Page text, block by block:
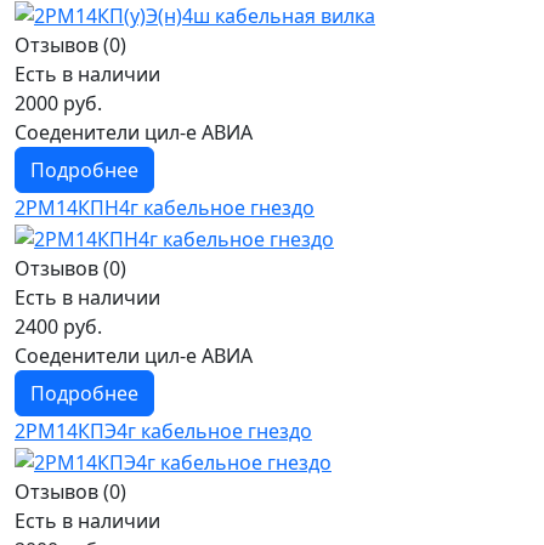
Отзывов (0)
Есть в наличии
2000 руб.
Соеденители цил-е АВИА
Подробнее
2РМ14КПН4г кабельное гнездо
Отзывов (0)
Есть в наличии
2400 руб.
Соеденители цил-е АВИА
Подробнее
2РМ14КПЭ4г кабельное гнездо
Отзывов (0)
Есть в наличии